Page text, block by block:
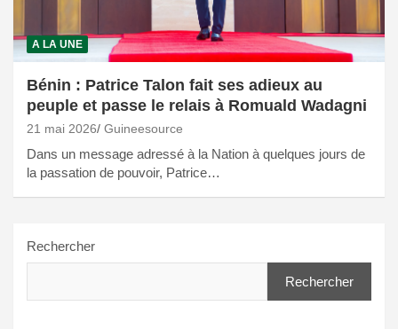
A LA UNE
Bénin : Patrice Talon fait ses adieux au
peuple et passe le relais à Romuald Wadagni
21 mai 2026 Guineesource
Dans un message adressé à la Nation à quelques jours de
la passation de pouvoir, Patrice…
Rechercher
Rechercher